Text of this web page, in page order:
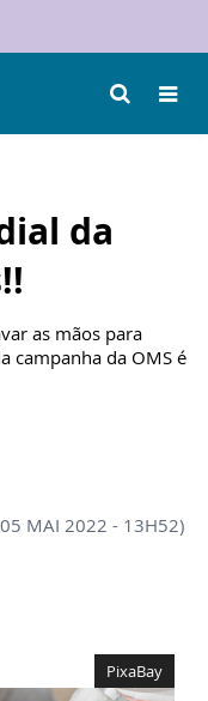
da
as mãos para
campanha da OMS é
MAI 2022 - 13H52)
PixaBay